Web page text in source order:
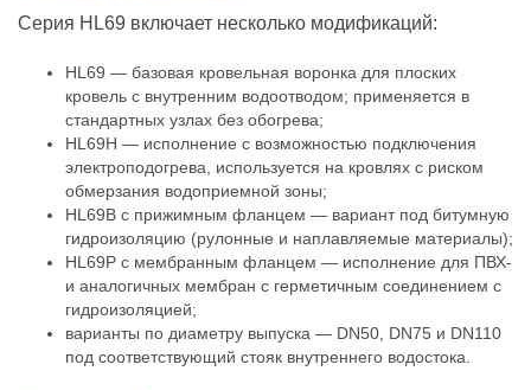
Серия HL69 включает несколько модификаций:
HL69 — базовая кровельная воронка для плоских
кровель с внутренним водоотводом; применяется в
стандартных узлах без обогрева;
HL69H — исполнение с возможностью подключения
электроподогрева, используется на кровлях с риском
обмерзания водоприемной зоны;
HL69B с прижимным фланцем — вариант под битумную
гидроизоляцию (рулонные и наплавляемые материалы);
HL69P с мембранным фланцем — исполнение для ПВХ-
и аналогичных мембран с герметичным соединением с
гидроизоляцией;
варианты по диаметру выпуска — DN50, DN75 и DN110
под соответствующий стояк внутреннего водостока.